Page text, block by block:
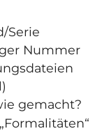
Serie
Nummer
gemacht?